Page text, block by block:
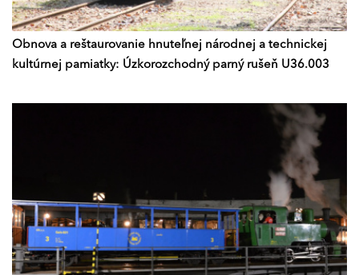
Obnova a reštaurovanie hnuteľnej národnej a technickej
kultúrnej pamiatky: Úzkorozchodný parný rušeň U36.003